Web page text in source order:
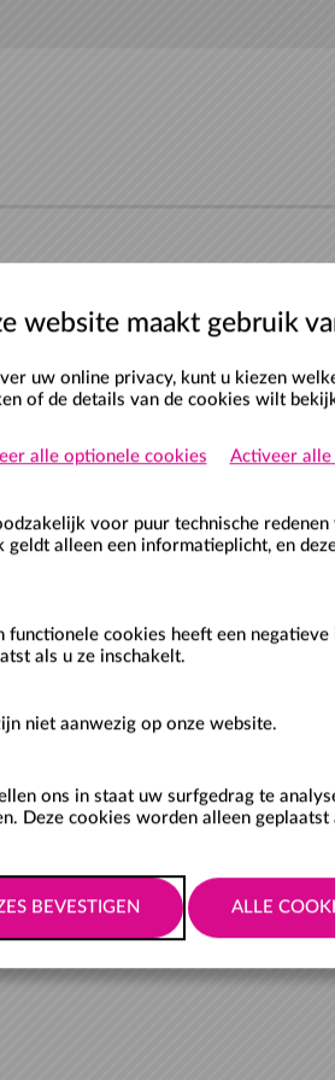
Cookiebeleid Toegankelijkheidsbeleid
website maakt gebruik
uw online privacy, kunt u kiezen
of de details van de cookies wilt
alle optionele cookies Activeer
voor puur technische
geldt alleen een informatieplicht, en
functionele cookies heeft een
als u ze inschakelt.
niet aanwezig op onze website.
ons in staat uw surfgedrag te
Deze cookies worden alleen geplaatst